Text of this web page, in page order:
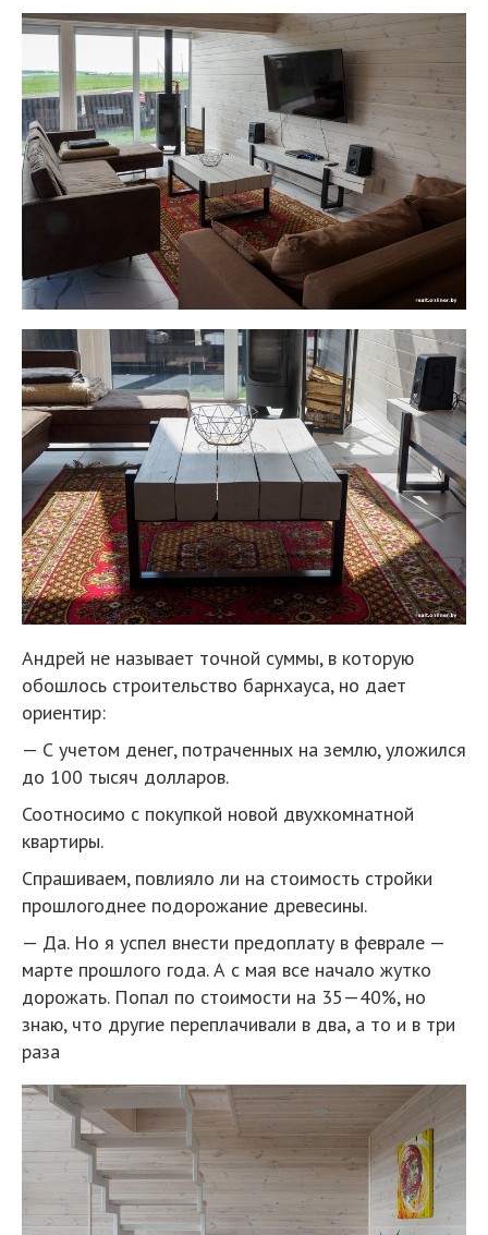
Андрей не называет точной суммы, в которую
обошлось строительство барнхауса, но дает
ориентир:
— С учетом денег, потраченных на землю, уложился
до 100 тысяч долларов.
Соотносимо с покупкой новой двухкомнатной
квартиры.
Спрашиваем, повлияло ли на стоимость стройки
прошлогоднее подорожание древесины.
— Да. Но я успел внести предоплату в феврале —
марте прошлого года. А с мая все начало жутко
дорожать. Попал по стоимости на 35—40%, но
знаю, что другие переплачивали в два, а то и в три
раза